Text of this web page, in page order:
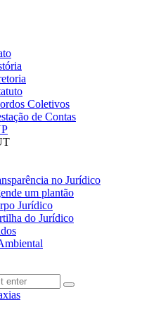
Coletivos
de Contas
no Jurídico
um plantão
Jurídico
do Jurídico